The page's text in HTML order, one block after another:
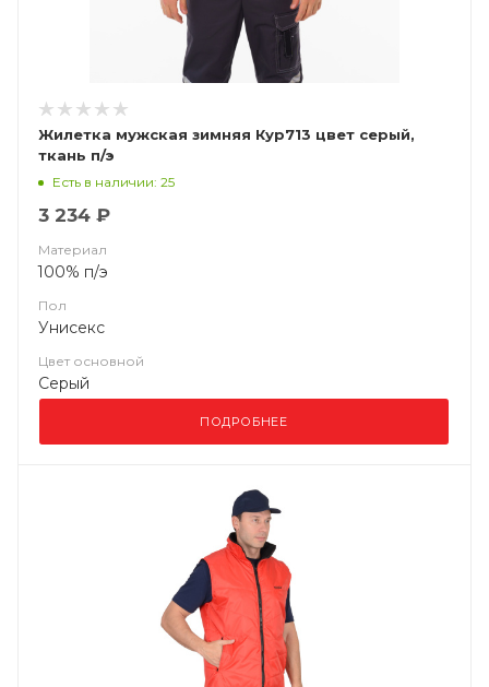
Жилетка мужская зимняя Кур713 цвет серый,
ткань п/э
Есть в наличии: 25
3 234 ₽
Материал
100% п/э
Пол
Унисекс
Цвет основной
Серый
ПОДРОБНЕЕ